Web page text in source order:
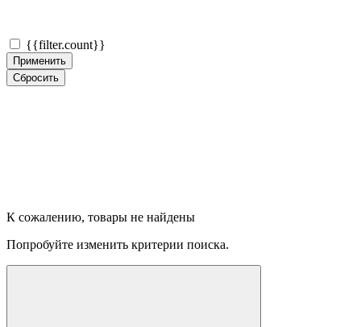
{{filter.count}}
Применить
Сбросить
К сожалению, товары не найдены
Попробуйте изменить критерии поиска.